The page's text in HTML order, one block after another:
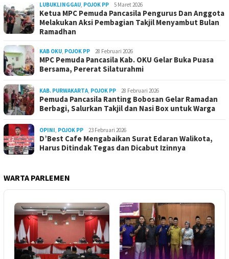
LUBUKLINGGAU POJOK PP 5 Maret 2026
Ketua MPC Pemuda Pancasila Pengurus Dan Anggota
Melakukan Aksi Pembagian Takjil Menyambut Bulan
Ramadhan
KAB OKU POJOK PP 28 Februari 2026
MPC Pemuda Pancasila Kab. OKU Gelar Buka Puasa
Bersama, Pererat Silaturahmi
KAB. PURWAKARTA POJOK PP 28 Februari 2026
Pemuda Pancasila Ranting Bobosan Gelar Ramadan
Berbagi, Salurkan Takjil dan Nasi Box untuk Warga
OPINI POJOK PP 23 Februari 2026
D’Best Cafe Mengabaikan Surat Edaran Walikota,
Harus Ditindak Tegas dan Dicabut Izinnya
WARTA PARLEMEN